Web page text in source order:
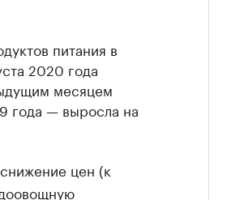
питания в
2020 года
месяцем
года — выросла на
цен (к